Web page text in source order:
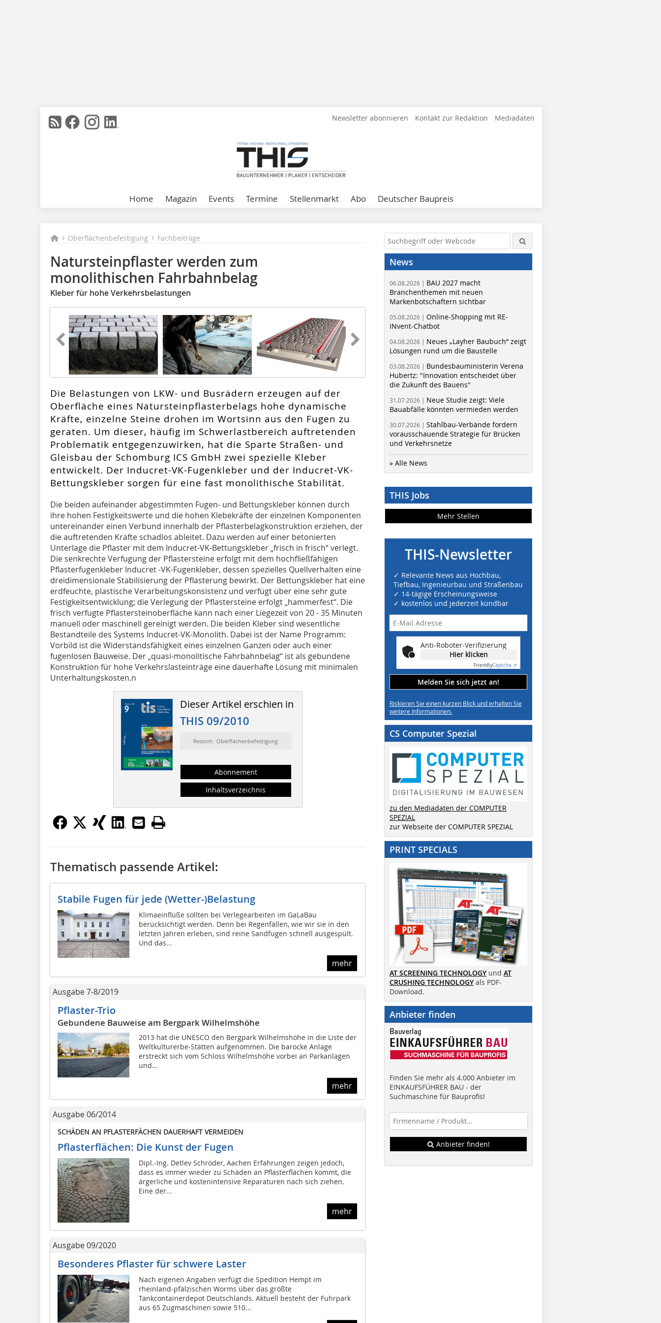
Newsletter abonnieren Kontakt zur Redaktion Mediadaten
Home Magazin Events Termine Stellenmarkt Abo Deutscher Baupreis
Oberflächenbefestigung Fachbeiträge
Natursteinpflaster werden zum
monolithischen Fahrbahnbelag
Kleber für hohe Verkehrsbelastungen
Die Belastungen von LKW- und Busrädern erzeugen auf der
Oberfläche eines Natursteinpflasterbelags hohe dynamische
Kräfte, einzelne Steine drohen im Wortsinn aus den Fugen zu
geraten. Um dieser, häufig im Schwerlastbereich auftretenden
Problematik entgegenzuwirken, hat die Sparte Straßen- und
Gleisbau der Schomburg ICS GmbH zwei spezielle Kleber
entwickelt. Der Inducret-VK-Fugenkleber und der Inducret-VK-
Bettungskleber sorgen für eine fast monolithische Stabilität.
Die beiden aufeinander abgestimmten Fugen- und Bettungskleber können durch
ihre hohen Festigkeitswerte und die hohen Klebekräfte der einzelnen Komponenten
untereinander einen Verbund innerhalb der Pflasterbelagkonstruktion erziehen, der
die auftretenden Kräfte schadlos ableitet. Dazu werden auf einer betonierten
Unterlage die Pflaster mit dem Inducret-VK-Bettungskleber „frisch in frisch“ verlegt.
Die senkrechte Verfugung der Pflastersteine erfolgt mit dem hochfließfähigen
Pflasterfugenkleber Inducret -VK-Fugenkleber, dessen spezielles Quellverhalten eine
dreidimensionale Stabilisierung der Pflasterung bewirkt. Der Bettungskleber hat eine
erdfeuchte, plastische Verarbeitungskonsistenz und verfügt über eine sehr gute
Festigkeitsentwicklung; die Verlegung der Pflastersteine erfolgt „hammerfest“. Die
frisch verfugte Pflastersteinoberfläche kann nach einer Liegezeit von 20 - 35 Minuten
manuell oder maschinell gereinigt werden. Die beiden Kleber sind wesentliche
Bestandteile des Systems Inducret-VK-Monolith. Dabei ist der Name Programm:
Vorbild ist die Widerstandsfähigkeit eines einzelnen Ganzen oder auch einer
fugenlosen Bauweise. Der „quasi-monolitische Fahrbahnbelag“ ist als gebundene
Konstruktion für hohe Verkehrslasteinträge eine dauerhafte Lösung mit minimalen
Unterhaltungskosten.n
Dieser Artikel erschien in
THIS 09/2010
Ressort: Oberflächenbefestigung
Abonnement
Inhaltsverzeichnis
Thematisch passende Artikel:
Stabile Fugen für jede (Wetter-)Belastung
Klimaeinflüße sollten bei Verlegearbeiten im GaLaBau
berücksichtigt werden. Denn bei Regenfällen, wie wir sie in den
letzten Jahren erleben, sind reine Sandfugen schnell ausgespült.
Und das...
mehr
Ausgabe 7-8/2019
Pflaster-Trio
Gebundene Bauweise am Bergpark Wilhelmshöhe
2013 hat die UNESCO den Bergpark Wilhelmshöhe in die Liste der
Weltkulturerbe-Stätten aufgenommen. Die barocke Anlage
erstreckt sich vom Schloss Wilhelmshöhe vorbei an Parkanlagen
und...
mehr
Ausgabe 06/2014
SCHÄDEN AN PFLASTERFÄCHEN DAUERHAFT VERMEIDEN
Pflasterflächen: Die Kunst der Fugen
Dipl.-Ing. Detlev Schröder, Aachen Erfahrungen zeigen jedoch,
dass es immer wieder zu Schäden an Pflasterflächen kommt, die
ärgerliche und kostenintensive Reparaturen nach sich ziehen.
Eine der...
mehr
Ausgabe 09/2020
Besonderes Pflaster für schwere Laster
Nach eigenen Angaben verfügt die Spedition Hempt im
rheinland-pfälzischen Worms über das größte
Tankcontainerdepot Deutschlands. Aktuell besteht der Fuhrpark
aus 65 Zugmaschinen sowie 510...
News
06.08.2026 | BAU 2027 macht
Branchenthemen mit neuen
Markenbotschaftern sichtbar
05.08.2026 | Online-Shopping mit RE-
INvent-Chatbot
04.08.2026 | Neues „Layher Baubuch“ zeigt
Lösungen rund um die Baustelle
03.08.2026 | Bundesbauministerin Verena
Hubertz: "Innovation entscheidet über
die Zukunft des Bauens"
31.07.2026 | Neue Studie zeigt: Viele
Bauabfälle könnten vermieden werden
30.07.2026 | Stahlbau-Verbände fordern
vorausschauende Strategie für Brücken
und Verkehrsnetze
» Alle News
THIS Jobs
Mehr Stellen
THIS-Newsletter
✓ Relevante News aus Hochbau,
Tiefbau, Ingenieurbau und Straßenbau
✓ 14-tägige Erscheinungsweise
✓ kostenlos und jederzeit kündbar
Anti-Roboter-Verifizierung
Hier klicken
FriendlyCaptcha ⇗
Melden Sie sich jetzt an!
Riskieren Sie einen kurzen Blick und erhalten Sie
weitere Informationen.
CS Computer Spezial
zu den Mediadaten der COMPUTER
SPEZIAL
zur Webseite der COMPUTER SPEZIAL
PRINT SPECIALS
AT SCREENING TECHNOLOGY und AT
CRUSHING TECHNOLOGY als PDF-
Download.
Anbieter finden
Finden Sie mehr als 4.000 Anbieter im
EINKAUFSFÜHRER BAU - der
Suchmaschine für Bauprofis!
Anbieter finden!